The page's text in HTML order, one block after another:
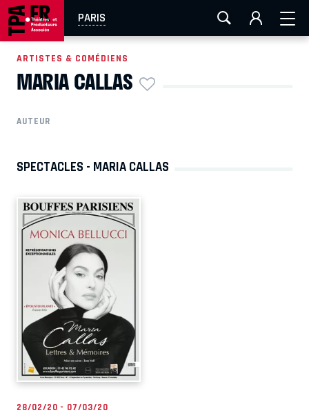
PARIS
AIX-MARSEILLE LA ROCHELLE
EN TOURNÉE
ARTISTES & COMÉDIENS
MARIA CALLAS
AUTEUR
SPECTACLES - MARIA CALLAS
28/02/20 - 07/03/20